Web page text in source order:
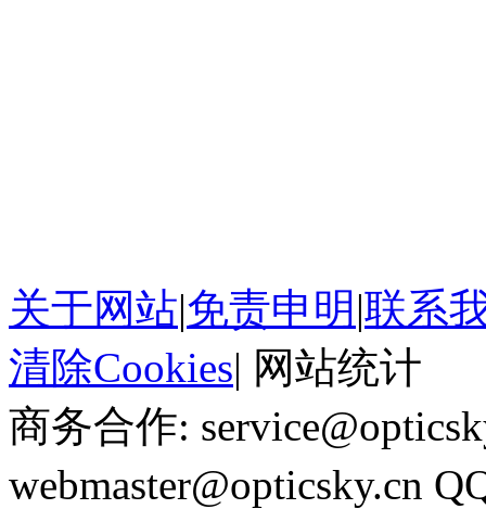
关于网站|免责申明 |联系
清除Cookies| 网站统计
商务合作:
webmaster@opticsky.cn